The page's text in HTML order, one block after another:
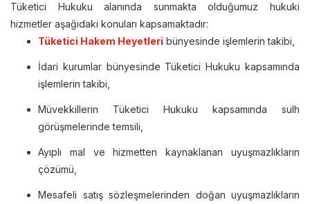
Tüketici Hukuku alanında sunmakta olduğumuz hukuki
hizmetler aşağıdaki konuları kapsamaktadır:
Tüketici Hakem Heyetleri bünyesinde işlemlerin takibi,
İdari kurumlar bünyesinde Tüketici Hukuku kapsamında
işlemlerin takibi,
Müvekkillerin Tüketici Hukuku kapsamında sulh
görüşmelerinde temsili,
Ayıplı mal ve hizmetten kaynaklanan uyuşmazlıkların
çözümü,
Mesafeli satış sözleşmelerinden doğan uyuşmazlıkların